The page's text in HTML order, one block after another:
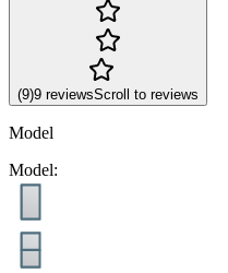
(9)9 reviewsScroll to reviews
Model
Model: